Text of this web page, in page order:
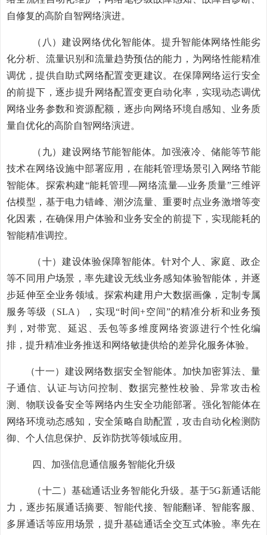
自修复的高阶自智网络演进。
（八）建设网络优化智能体。 提升智能体网络性能劣
化分析 、流量识别和流量趋势预估的能力 ，为网络性能精准
调优 ，提供自助式网络配置变更建议。在保障网络运行安全
的前提下，逐步提升网络配置变更自动化率 ，实现动态调优
网络业务参数和资源配额 ，逐步向 网络环境自感知、业务质
量自优化的高阶自智网络演进。
（九）建设网络节能智能体。 加强液冷、储能等节能
技术在网络设施中部署应用，在能耗管理场景引入网络节能
智能体。探索构建“能耗管理—网络流量—业务质量”三维评
估模型，基于电力错峰、潮汐流量、重要时点业务激增等变
化因素，在确保用户体验和业务安全的前提下，实现能耗的
智能精准调控。
（十）建设体验保障智能体。 针对个人、家庭、政企
等不同用户场景 ，率先建设无线业务感知体验智能体，并逐
步延伸至全业务领域。探索构建用户大数据画像， 定制专属
服务等级（ SLA ），实现“时间+空间”的精准分析和业务预
判，对带宽、延迟、丢包等多维度网络资源进行个性化编
排，提升精准业务推送和网络敏捷供给的差异化服务体验。
（十一） 建设网络数据安全智能体。加快加密算法、量
子通信、认证与访问控制、数据完整性校验、异常攻击检
测、物联设备安全等网络内生安全功能部署。强化智能体在
网络环境动态感知，安全策略自助配置，攻击自动化检测防
御、个人信息保护、反诈防扰等领域应用。
四、 加强信息通信服务智能化升级
（十二） 基础通话业务智能化升级。 基于5G新通话能
力 ，逐步拓展通话摘要、智能代接、 智能翻译、智能客服、
多屏通话等应用 场景，提升基础通话全交互式体验。率先在